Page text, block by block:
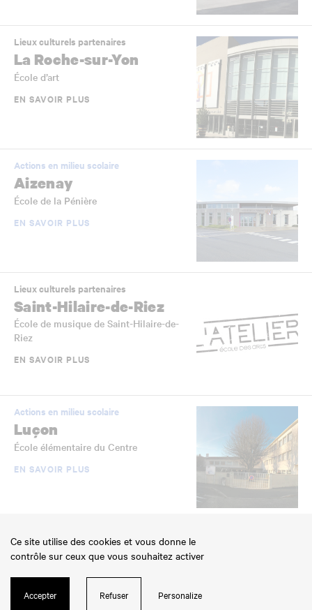
Lieux culturels partenaires
La Roche-sur-Yon
École d’art
EN SAVOIR PLUS
Actions en milieu scolaire
Aizenay
École de la Pénière
EN SAVOIR PLUS
Lieux culturels partenaires
Saint-Hilaire-de-Riez
École de musique de Saint-Hilaire-de-
Riez
EN SAVOIR PLUS
Actions en milieu scolaire
Luçon
École élémentaire du Centre
EN SAVOIR PLUS
Établissements scolaires jumelés
La Roche-sur-Yon
EN SAVOIR PLUS
Ce site utilise des cookies et vous donne le
contrôle sur ceux que vous souhaitez activer
Accepter Refuser Personalize